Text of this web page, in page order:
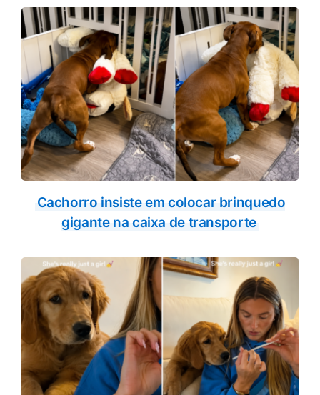
Cachorro insiste em colocar brinquedo
gigante na caixa de transporte